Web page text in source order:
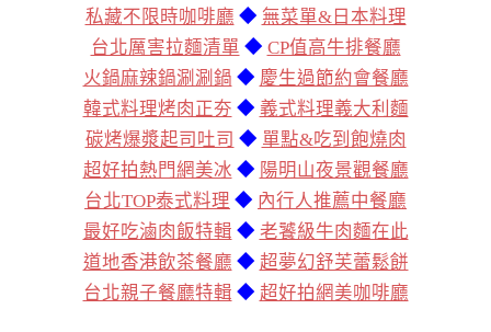
私藏不限時咖啡廳 ◆ 無菜單&日本料理
台北厲害拉麵清單 ◆ CP值高牛排餐廳
火鍋麻辣鍋涮涮鍋 ◆ 慶生過節約會餐廳
韓式料理烤肉正夯 ◆ 義式料理義大利麵
碳烤爆漿起司吐司 ◆ 單點&吃到飽燒肉
超好拍熱門網美冰 ◆ 陽明山夜景觀餐廳
台北TOP泰式料理 ◆ 內行人推薦中餐廳
最好吃滷肉飯特輯 ◆ 老饕級牛肉麵在此
道地香港飲茶餐廳 ◆ 超夢幻舒芙蕾鬆餅
台北親子餐廳特輯 ◆ 超好拍網美咖啡廳